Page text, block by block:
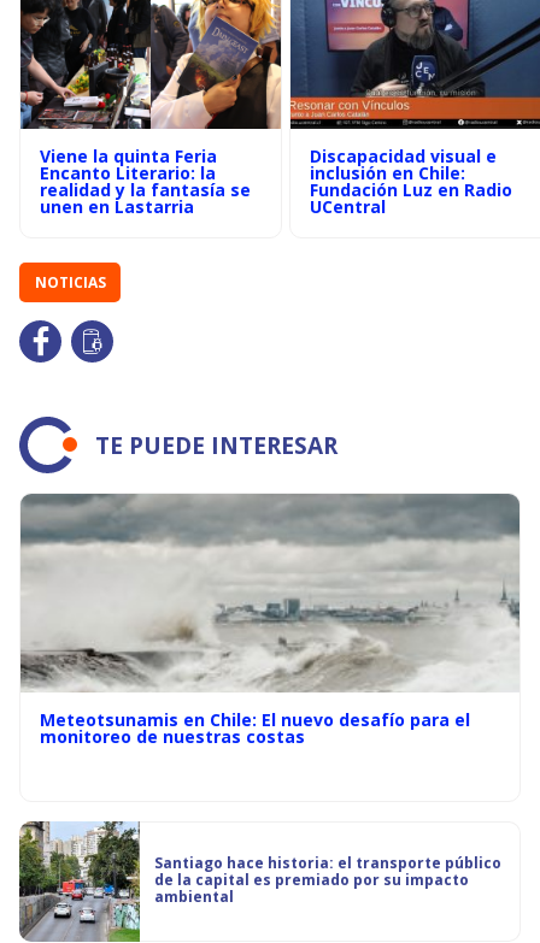
Viene la quinta Feria
Encanto Literario: la
realidad y la fantasía se
unen en Lastarria
Discapacidad visual e
inclusión en Chile:
Fundación Luz en Radio
UCentral
NOTICIAS
TE PUEDE INTERESAR
Meteotsunamis en Chile: El nuevo desafío para el
monitoreo de nuestras costas
Santiago hace historia: el transporte público
de la capital es premiado por su impacto
ambiental